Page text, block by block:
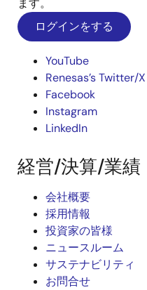
ます。
ログインをする
YouTube
Renesas’s Twitter/X
Facebook
Instagram
LinkedIn
経営/決算/業績
会社概要
採用情報
投資家の皆様
ニュースルーム
サステナビリティ
お問合せ